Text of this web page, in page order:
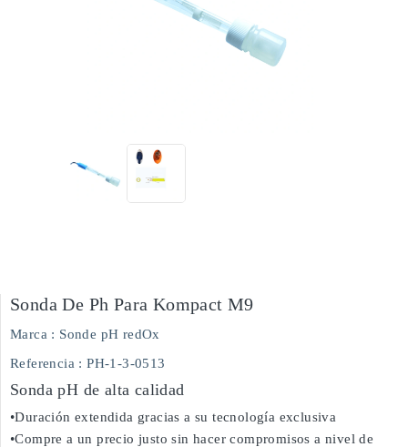
Sonda De Ph Para Kompact M9
Marca : Sonde pH redOx
Referencia : PH-1-3-0513
Sonda pH de alta calidad
•Duración extendida gracias a su tecnología exclusiva
•Compre a un precio justo sin hacer compromisos a nivel de